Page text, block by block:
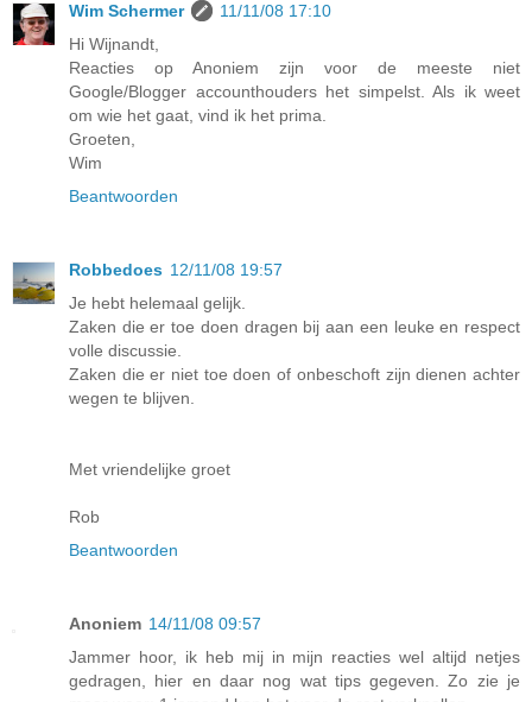
Wim Schermer
11/11/08 17:10
Hi Wijnandt,
Reacties op Anoniem zijn voor de meeste niet
Google/Blogger accounthouders het simpelst. Als ik weet
om wie het gaat, vind ik het prima.
Groeten,
Wim
Beantwoorden
Robbedoes 12/11/08 19:57
Je hebt helemaal gelijk.
Zaken die er toe doen dragen bij aan een leuke en respect
volle discussie.
Zaken die er niet toe doen of onbeschoft zijn dienen achter
wegen te blijven.
Met vriendelijke groet
Rob
Beantwoorden
Anoniem 14/11/08 09:57
Jammer hoor, ik heb mij in mijn reacties wel altijd netjes
gedragen, hier en daar nog wat tips gegeven. Zo zie je